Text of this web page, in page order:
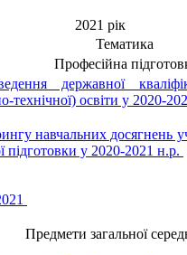
2021 рік
Тематика
державної
технічної) освіти у 2020-
навчальних досягнень
підготовки у 2020-2021 н.р.
загальної